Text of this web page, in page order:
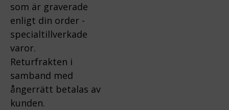
som är graverade
enligt din order -
specialtillverkade
varor.
Returfrakten i
samband med
ångerrätt betalas av
kunden.